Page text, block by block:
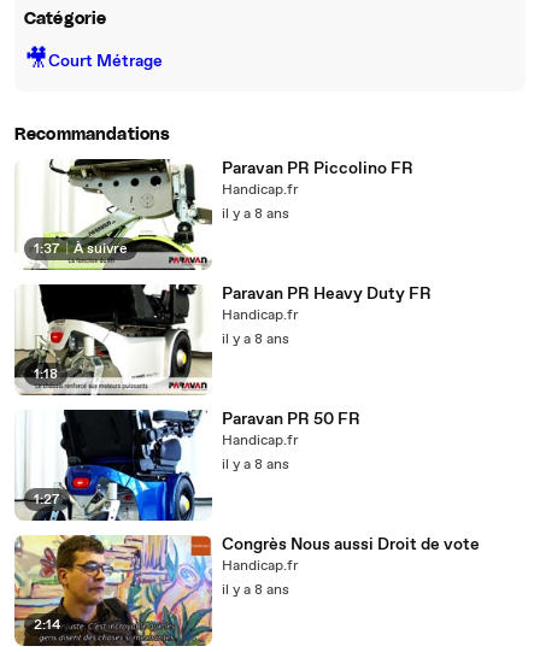
Catégorie
🎥Court Métrage
Recommandations
1:37 | À suivre
Paravan PR Piccolino FR
Handicap.fr
il y a 8 ans
1:18
Paravan PR Heavy Duty FR
Handicap.fr
il y a 8 ans
1:27
Paravan PR 50 FR
Handicap.fr
il y a 8 ans
2:14
Congrès Nous aussi Droit de vote
Handicap.fr
il y a 8 ans